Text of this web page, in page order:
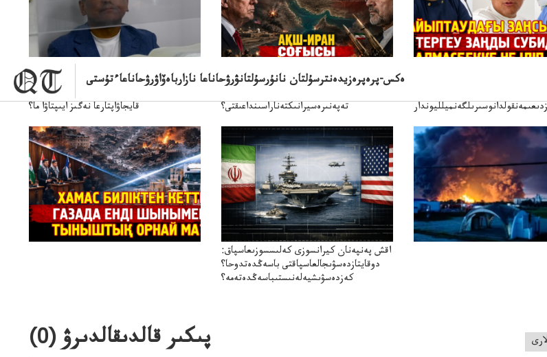
ەكس-پرەپرەزيدەنترسۇلتان نانۇرسۇلتانۋرۋحاناعا نازارباەۆاۋرۋحاناعاءتۇستى
سۋبسيديالار زاڭدى تولەنزاڭدىە؟
سوتتولەنگەناپتار ايىبە؟ۋ تسوتتاعىارىن
قايجاۋاپتارعا نەگىز ايىپتاۋا ما؟
ۋاقىتشا بىتىمنىءبىتىمنىڭاقش پەن
تەپەنىرەسيرانىكتەناراسىنداعىقتى؟
اقش پەنپەنان كيرانسوزى كەلىسسوزىعاسپاق:
دوقايتازدەسۋىجالعاسپاقتى باسەڭدەتدوحا؟
كەزدەسۋىشيەلەنىستىباسەڭدەتەمە؟
پىكىر قالدىقالدىرۋ (0
)